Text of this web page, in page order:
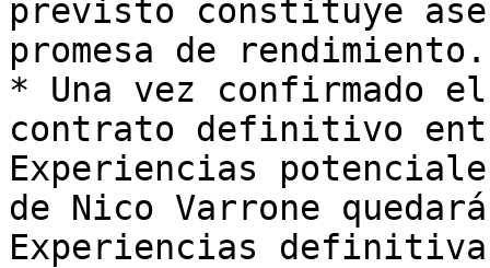
previsto constituye
promesa de rendimiento.
* Una vez confirmado
contrato definitivo
Experiencias
de Nico Varrone
Experiencias